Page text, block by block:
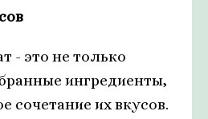
- это не только
ингредиенты,
сочетание их вкусов.